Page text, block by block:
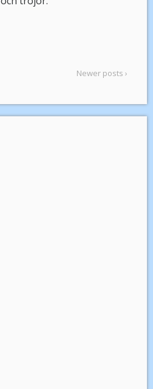
Newer posts ›